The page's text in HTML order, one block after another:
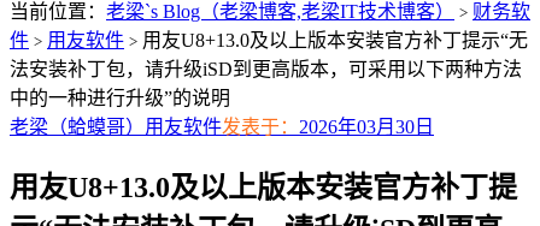
当前位置： 老梁`s Blog（老梁博客,老梁IT技术博客） > 财务软
件 > 用友软件 > 用友U8+13.0及以上版本安装官方补丁提示“无
法安装补丁包，请升级iSD到更高版本，可采用以下两种方法
中的一种进行升级”的说明
老梁（蛤蟆哥） 用友软件发表于： 2026年03月30日
用友U8+13.0及以上版本安装官方补丁提